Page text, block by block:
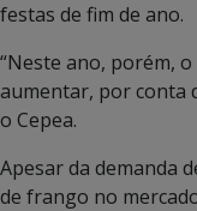
festas de fim de ano.
“Neste ano, porém,
aumentar, por conta
o Cepea.
Apesar da demanda
de frango no